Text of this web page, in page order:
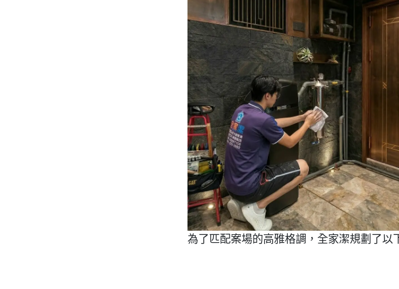
為了匹配案場的高雅格調，全家潔規劃了以